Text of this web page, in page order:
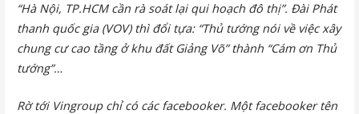
“Hà Nội, TP.HCM cần rà soát lại qui hoạch đô thị”. Đài Phát
thanh quốc gia (VOV) thì đổi tựa: “Thủ tướng nói về việc xây
chung cư cao tầng ở khu đất Giảng Võ” thành “Cám ơn Thủ
tướng”…
Rờ tới Vingroup chỉ có các facebooker. Một facebooker tên